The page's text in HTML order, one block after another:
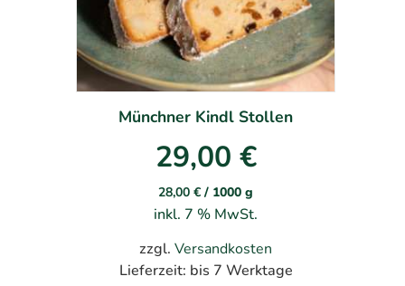
Münchner Kindl Stollen
29,00 €
28,00€ / 1000 g
inkl. 7 % MwSt.
zzgl.Versandkosten
Lieferzeit: bis 7 Werktage